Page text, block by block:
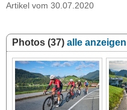
Artikel vom 30.07.2020
Photos (37) alle anzeigen